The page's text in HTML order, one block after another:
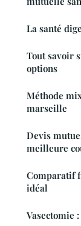
La santé
Tout savoir
options
Méthode
marseille
Devis
meilleure
Comparatif
idéal
Vasectomie